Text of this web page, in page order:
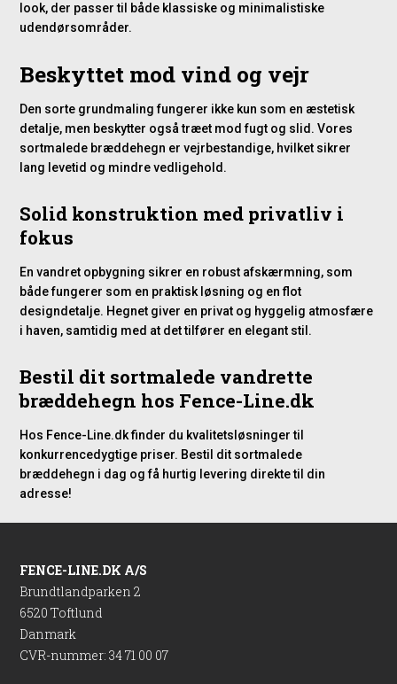
look, der passer til både klassiske og minimalistiske
udendørsområder.
Beskyttet mod vind og vejr
Den sorte grundmaling fungerer ikke kun som en æstetisk
detalje, men beskytter også træet mod fugt og slid. Vores
sortmalede bræddehegn er vejrbestandige, hvilket sikrer
lang levetid og mindre vedligehold.
Solid konstruktion med privatliv i
fokus
En vandret opbygning sikrer en robust afskærmning, som
både fungerer som en praktisk løsning og en flot
designdetalje. Hegnet giver en privat og hyggelig atmosfære
i haven, samtidig med at det tilfører en elegant stil.
Bestil dit sortmalede vandrette
bræddehegn hos Fence-Line.dk
Hos Fence-Line.dk finder du kvalitetsløsninger til
konkurrencedygtige priser. Bestil dit sortmalede
bræddehegn i dag og få hurtig levering direkte til din
adresse!
FENCE-LINE.DK A/S
Brundtlandparken 2
6520 Toftlund
Danmark
CVR-nummer: 34 71 00 07